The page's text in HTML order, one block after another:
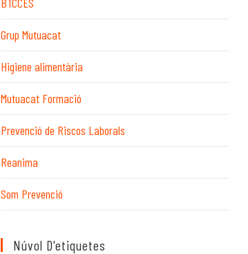
Grup Mutuacat
Higiene alimentària
Mutuacat Formació
Prevenció de Riscos Laborals
Reanima
Som Prevenció
Núvol D'etiquetes